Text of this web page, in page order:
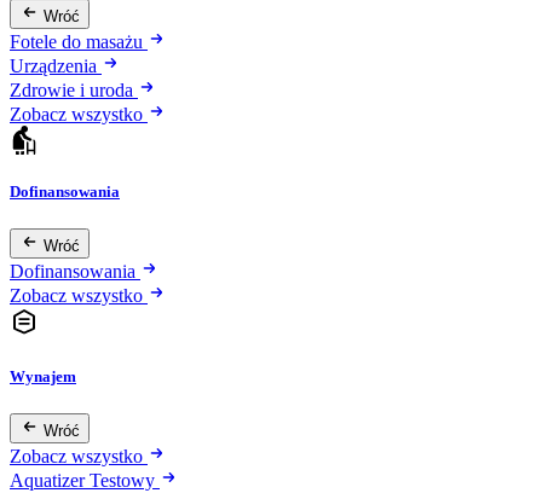
Wróć
Fotele do masażu
Urządzenia
Zdrowie i uroda
Zobacz wszystko
Dofinansowania
Wróć
Dofinansowania
Zobacz wszystko
Wynajem
Wróć
Zobacz wszystko
Aquatizer Testowy